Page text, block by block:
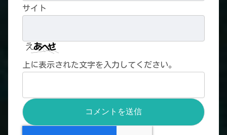
サイト
上に表示された文字を入力してください。